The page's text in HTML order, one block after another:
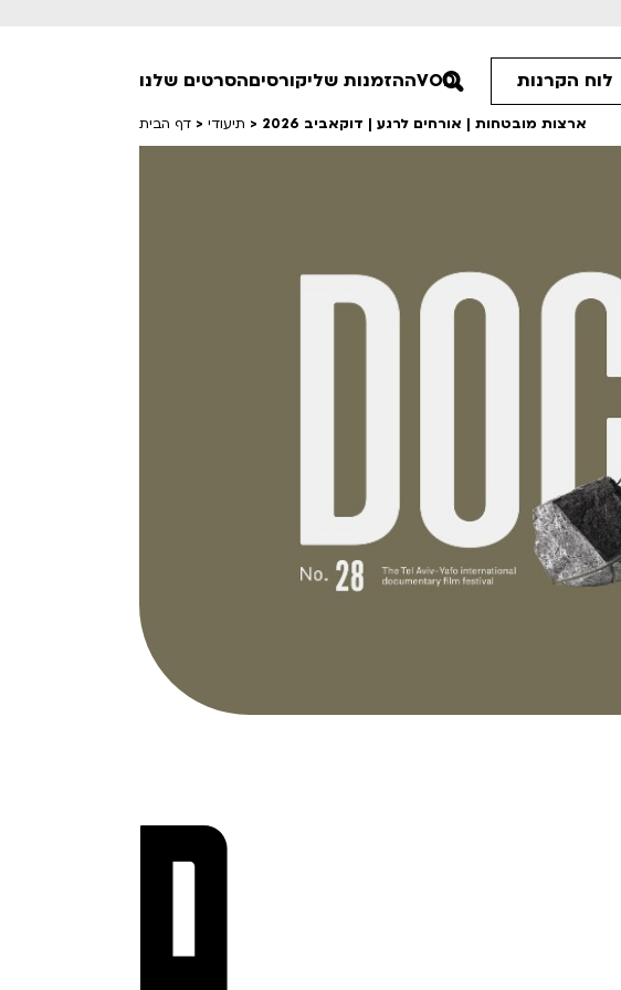
הסרטים שלנו
מחווה לקוונטין טרנטינו
קורסיםההזמנות שליVOD לוח הקרנות
דף הבית > תיעודי > ארצות מובטחות | אורחים לרגע | דוקאביב 2026